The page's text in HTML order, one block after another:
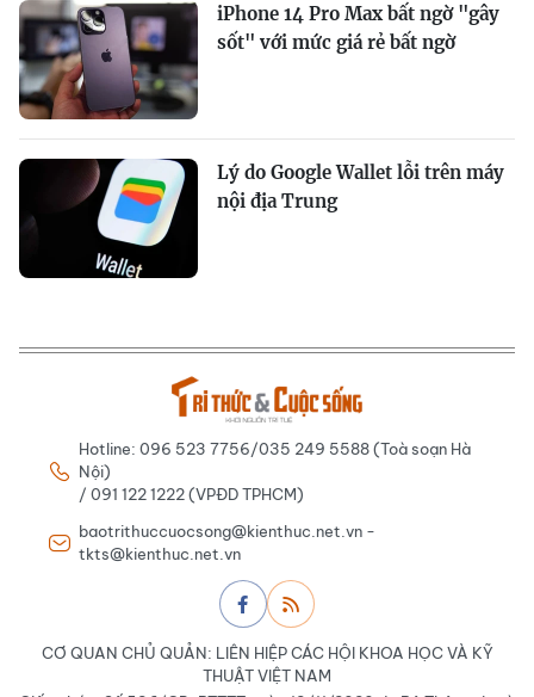
iPhone 14 Pro Max bất ngờ "gây
sốt" với mức giá rẻ bất ngờ
Lý do Google Wallet lỗi trên máy
nội địa Trung
Hotline: 096 523 7756/035 249 5588 (Toà soạn Hà
Nội)
/ 091 122 1222 (VPĐD TPHCM)
baotrithuccuocsong@kienthuc.net.vn -
tkts@kienthuc.net.vn
CƠ QUAN CHỦ QUẢN: LIÊN HIỆP CÁC HỘI KHOA HỌC VÀ KỸ
THUẬT VIỆT NAM